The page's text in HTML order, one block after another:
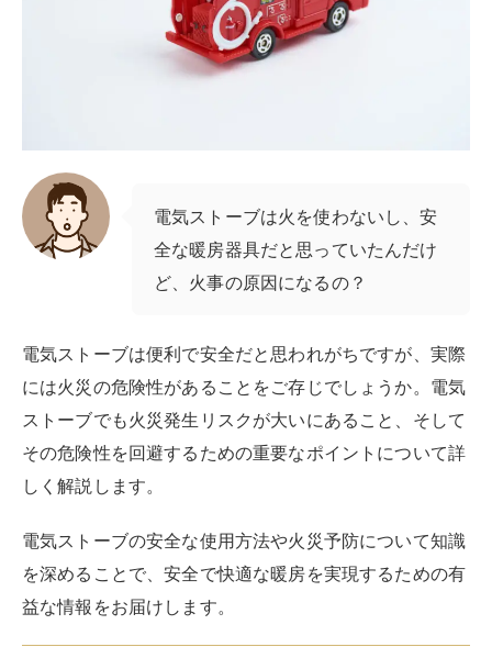
電気ストーブは火を使わないし、安
全な暖房器具だと思っていたんだけ
ど、火事の原因になるの？
電気ストーブは便利で安全だと思われがちですが、実際
には火災の危険性があることをご存じでしょうか。電気
ストーブでも火災発生リスクが大いにあること、そして
その危険性を回避するための重要なポイントについて詳
しく解説します。
電気ストーブの安全な使用方法や火災予防について知識
を深めることで、安全で快適な暖房を実現するための有
益な情報をお届けします。